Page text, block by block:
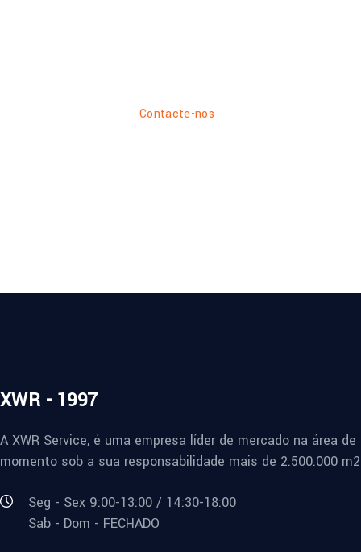
Contacte-nos
XWR - 1997
A XWR Service, é uma empresa líder de mercado na área
momento sob a sua responsabilidade mais de 2.500.000
Seg - Sex 9:00-13:00 / 14:30-18:00
Sab - Dom - FECHADO